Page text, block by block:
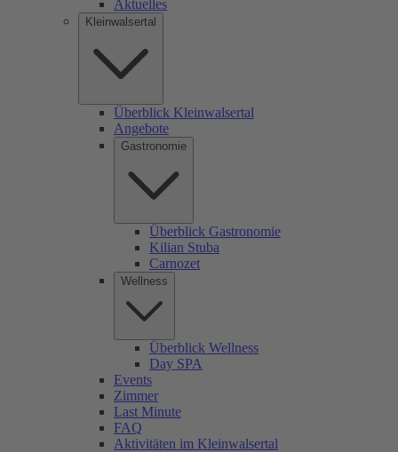
Aktuelles
Kleinwalsertal
Überblick Kleinwalsertal
Angebote
Gastronomie
Überblick Gastronomie
Kilian Stuba
Carnozet
Wellness
Überblick Wellness
Day SPA
Events
Zimmer
Last Minute
FAQ
Aktivitäten im Kleinwalsertal